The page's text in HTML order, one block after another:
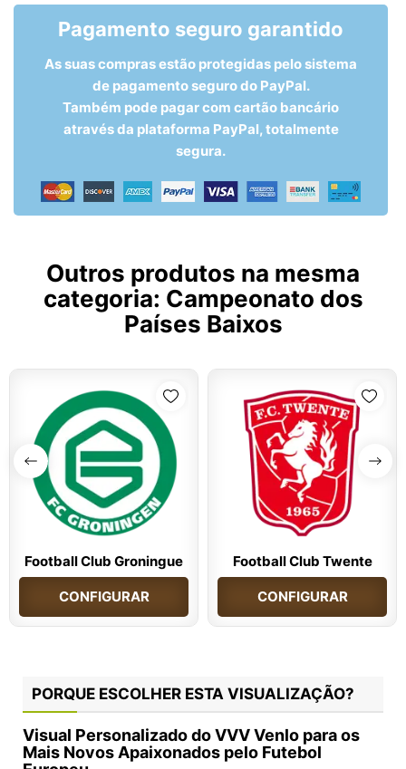
Pagamento seguro garantido
As suas compras estão protegidas pelo sistema
de pagamento seguro do PayPal.
Também pode pagar com cartão bancário
através da plataforma PayPal, totalmente
segura.
Outros produtos na mesma
categoria: Campeonato dos
Países Baixos
Football Club Groningue
CONFIGURAR
Football Club Twente
CONFIGURAR
PORQUE ESCOLHER ESTA VISUALIZAÇÃO?
Visual Personalizado do VVV Venlo para os
Mais Novos Apaixonados pelo Futebol